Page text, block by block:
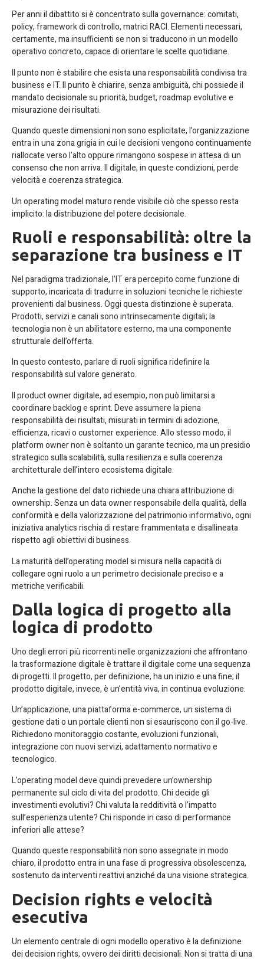
Per anni il dibattito si è concentrato sulla governance: comitati,
policy, framework di controllo, matrici RACI. Elementi necessari,
certamente, ma insufficienti se non si traducono in un modello
operativo concreto, capace di orientare le scelte quotidiane.
Il punto non è stabilire che esista una responsabilità condivisa tra
business e IT. Il punto è chiarire, senza ambiguità, chi possiede il
mandato decisionale su priorità, budget, roadmap evolutive e
misurazione dei risultati.
Quando queste dimensioni non sono esplicitate, l’organizzazione
entra in una zona grigia in cui le decisioni vengono continuamente
riallocate verso l’alto oppure rimangono sospese in attesa di un
consenso che non arriva. Il digitale, in queste condizioni, perde
velocità e coerenza strategica.
Un operating model maturo rende visibile ciò che spesso resta
implicito: la distribuzione del potere decisionale.
Ruoli e responsabilità: oltre la
separazione tra business e IT
Nel paradigma tradizionale, l’IT era percepito come funzione di
supporto, incaricata di tradurre in soluzioni tecniche le richieste
provenienti dal business. Oggi questa distinzione è superata.
Prodotti, servizi e canali sono intrinsecamente digitali; la
tecnologia non è un abilitatore esterno, ma una componente
strutturale dell’offerta.
In questo contesto, parlare di ruoli significa ridefinire la
responsabilità sul valore generato.
Il product owner digitale, ad esempio, non può limitarsi a
coordinare backlog e sprint. Deve assumere la piena
responsabilità dei risultati, misurati in termini di adozione,
efficienza, ricavi o customer experience. Allo stesso modo, il
platform owner non è soltanto un garante tecnico, ma un presidio
strategico sulla scalabilità, sulla resilienza e sulla coerenza
architetturale dell’intero ecosistema digitale.
Anche la gestione del dato richiede una chiara attribuzione di
ownership. Senza un data owner responsabile della qualità, della
conformità e della valorizzazione del patrimonio informativo, ogni
iniziativa analytics rischia di restare frammentata e disallineata
rispetto agli obiettivi di business.
La maturità dell’operating model si misura nella capacità di
collegare ogni ruolo a un perimetro decisionale preciso e a
metriche verificabili.
Dalla logica di progetto alla
logica di prodotto
Uno degli errori più ricorrenti nelle organizzazioni che affrontano
la trasformazione digitale è trattare il digitale come una sequenza
di progetti. Il progetto, per definizione, ha un inizio e una fine; il
prodotto digitale, invece, è un’entità viva, in continua evoluzione.
Un’applicazione, una piattaforma e-commerce, un sistema di
gestione dati o un portale clienti non si esauriscono con il go-live.
Richiedono monitoraggio costante, evoluzioni funzionali,
integrazione con nuovi servizi, adattamento normativo e
tecnologico.
L’operating model deve quindi prevedere un’ownership
permanente sul ciclo di vita del prodotto. Chi decide gli
investimenti evolutivi? Chi valuta la redditività o l’impatto
sull’esperienza utente? Chi risponde in caso di performance
inferiori alle attese?
Quando queste responsabilità non sono assegnate in modo
chiaro, il prodotto entra in una fase di progressiva obsolescenza,
sostenuto da interventi reattivi anziché da una visione strategica.
Decision rights e velocità
esecutiva
Un elemento centrale di ogni modello operativo è la definizione
dei decision rights, ovvero dei diritti decisionali. Non si tratta di una